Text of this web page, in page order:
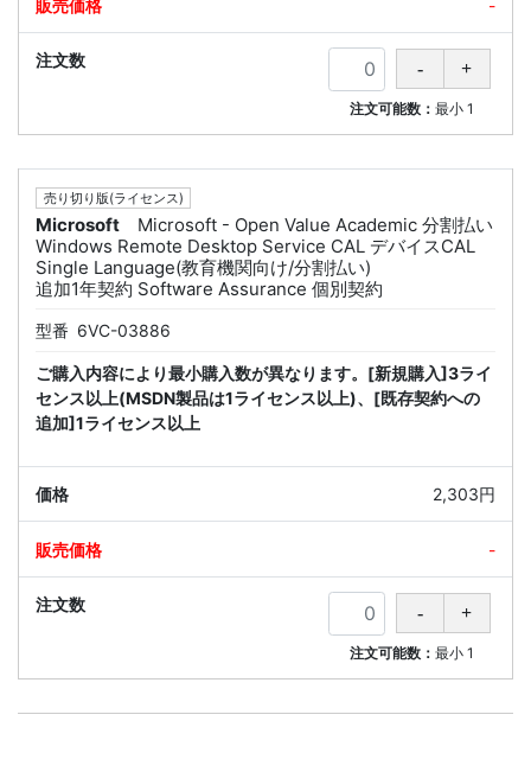
-
注文可能数：最小 1
売り切り版(ライセンス)
Microsoft
Microsoft - Open Value Academic 分割払い
Windows Remote Desktop Service CAL デバイスCAL
Single Language(教育機関向け/分割払い)
追加1年契約 Software Assurance 個別契約
型番 6VC-03886
ご購入内容により最小購入数が異なります。[新規購入]3ライ
センス以上(MSDN製品は1ライセンス以上)、[既存契約への
追加]1ライセンス以上
2,303円
-
注文可能数：最小 1